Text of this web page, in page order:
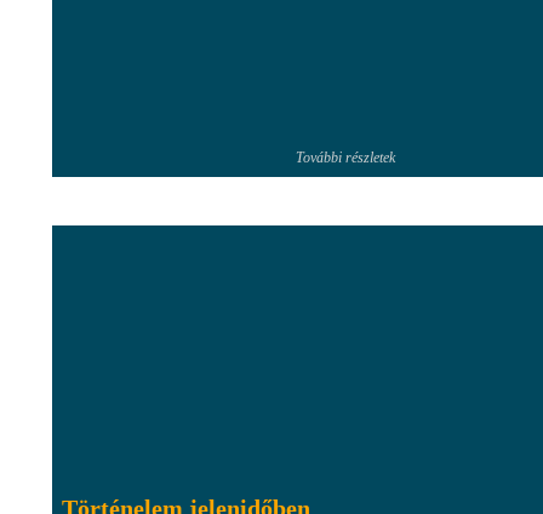
További részletek
Történelem jelenidőben